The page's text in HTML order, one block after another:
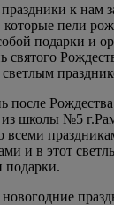
к нам
пели
подарки и
святого
после
школы №5
всеми
и в этот
подарки.